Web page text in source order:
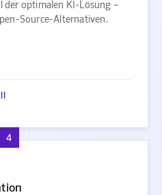
der optimalen KI-Lösung –
Source-Alternativen.
4